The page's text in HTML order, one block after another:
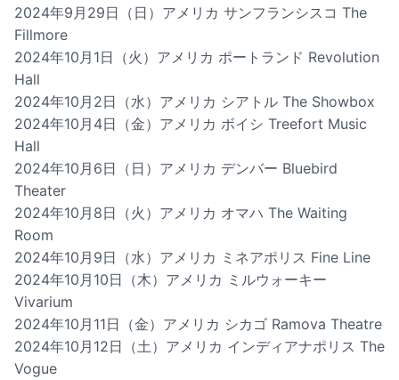
2024年9月29日（日）アメリカ サンフランシスコ The
Fillmore
2024年10月1日（火）アメリカ ポートランド Revolution
Hall
2024年10月2日（水）アメリカ シアトル The Showbox
2024年10月4日（金）アメリカ ボイシ Treefort Music
Hall
2024年10月6日（日）アメリカ デンバー Bluebird
Theater
2024年10月8日（火）アメリカ オマハ The Waiting
Room
2024年10月9日（水）アメリカ ミネアポリス Fine Line
2024年10月10日（木）アメリカ ミルウォーキー
Vivarium
2024年10月11日（金）アメリカ シカゴ Ramova Theatre
2024年10月12日（土）アメリカ インディアナポリス The
Vogue